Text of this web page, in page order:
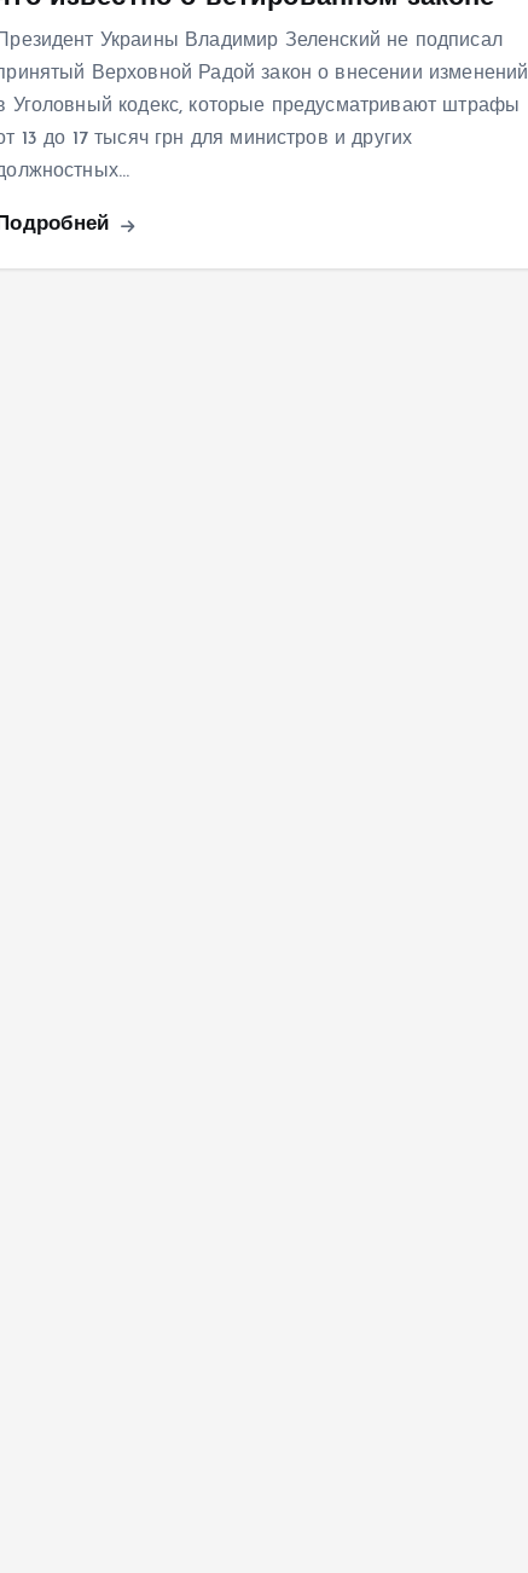
Украины Владимир Зеленский не подписал
Верховной Радой закон о внесении изменений
Уголовный кодекс, которые предусматривают штрафы
13 до 17 тысяч грн для министров и других